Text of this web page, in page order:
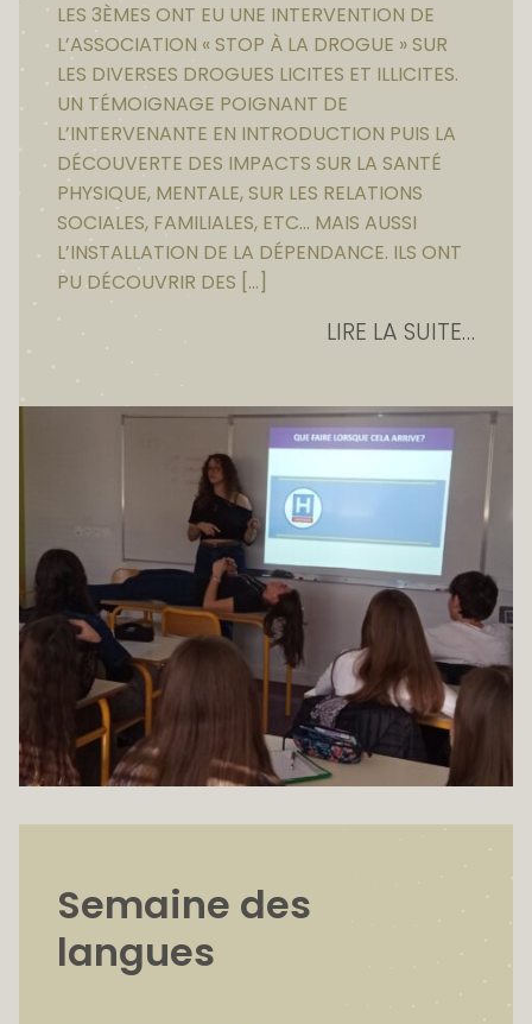
LES 3ÈMES ONT EU UNE INTERVENTION DE
L’ASSOCIATION « STOP À LA DROGUE » SUR
LES DIVERSES DROGUES LICITES ET ILLICITES.
UN TÉMOIGNAGE POIGNANT DE
L’INTERVENANTE EN INTRODUCTION PUIS LA
DÉCOUVERTE DES IMPACTS SUR LA SANTÉ
PHYSIQUE, MENTALE, SUR LES RELATIONS
SOCIALES, FAMILIALES, ETC… MAIS AUSSI
L’INSTALLATION DE LA DÉPENDANCE. ILS ONT
PU DÉCOUVRIR DES […]
LIRE LA SUITE…
Semaine des
langues